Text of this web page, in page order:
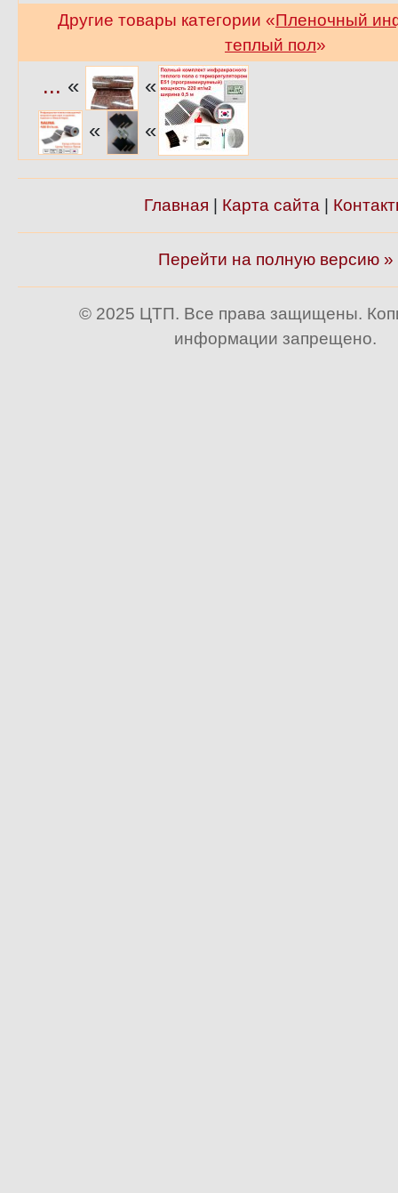
Другие товары категории «Пленочный
теплый пол»
... «
«
«
«
Главная Карта сайта
Перейти на полную версию »
© 2025 ЦТП. Все права защищены.
информации запрещено.